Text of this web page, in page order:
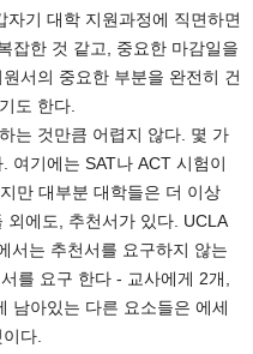
기 대학 지원과정에 직면하면
잡한 것 같고, 중요한 마감일을
서의 중요한 부분을 완전히 건
도 한다.
는 것만큼 어렵지 않다. 몇 가
여기에는 SAT나 ACT 시험이
만 대부분 대학들은 더 이상
외에도, 추천서가 있다. UCLA
서는 추천서를 요구하지 않는
를 요구 한다 - 교사에게 2개,
남아있는 다른 요소들은 에세
다.